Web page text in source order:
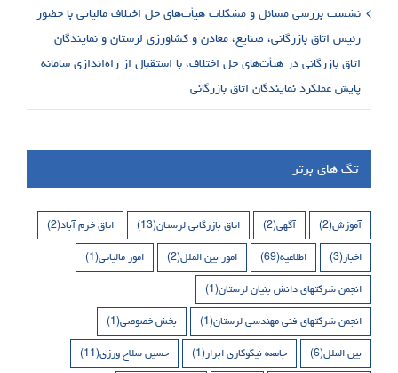
نشست بررسی مسائل و مشکلات هیأت‌های حل اختلاف مالیاتی با حضور
رئیس اتاق بازرگانی، صنایع، معادن و کشاورزی لرستان و نمایندگان
اتاق بازرگانی در هیأت‌های حل اختلاف، با استقبال از راه‌اندازی سامانه
پایش عملکرد نمایندگان اتاق بازرگانی
تگ های برتر
آموزش(2) آگهی(2) اتاق بازرگانی لرستان(13) اتاق خرم آباد(2)
اخبار(3) اطلاعیه(69) امور بین الملل(2) امور مالیاتی(1)
انجمن شرکتهای دانش بنیان لرستان(1)
انجمن شرکتهای فنی مهندسی لرستان(1) بخش خصوصی(1)
بین الملل(6) جامعه نیکوکاری ابرار(1) حسین سلاح ورزی(11)